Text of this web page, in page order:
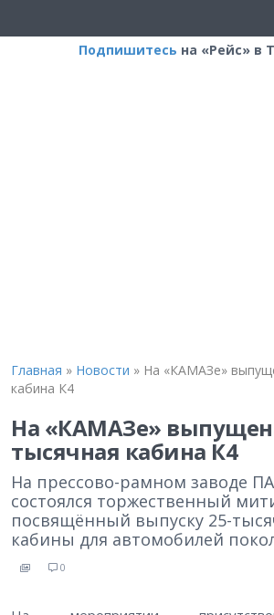
Подпишитесь на «Рейс» в
Главная » Новости » На «КАМАЗе»
кабина К4
На «КАМАЗе»
тысячная кабина К4
На прессово-рамном заводе
состоялся торжественный
посвящённый выпуску 25-
кабины для автомобилей
0